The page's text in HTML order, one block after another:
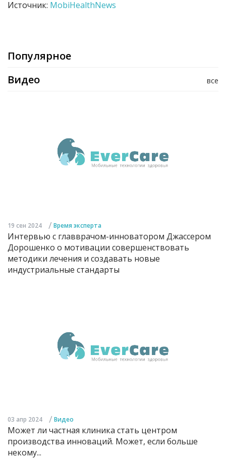
Источник: MobiHealthNews
Популярное
все
Видео
19 сен 2024 / Время эксперта
Интервью с главврачом-инноватором Джассером
Дорошенко о мотивации совершенствовать
методики лечения и создавать новые
индустриальные стандарты
03 апр 2024 / Видео
Может ли частная клиника стать центром
производства инноваций. Может, если больше
некому...